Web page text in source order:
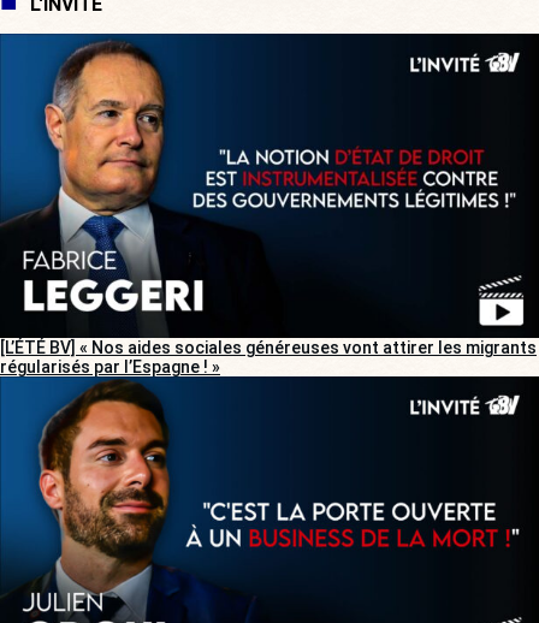
[L’ÉTÉ BV] « Nos aides sociales généreuses vont attirer les migrants
régularisés par l’Espagne ! »